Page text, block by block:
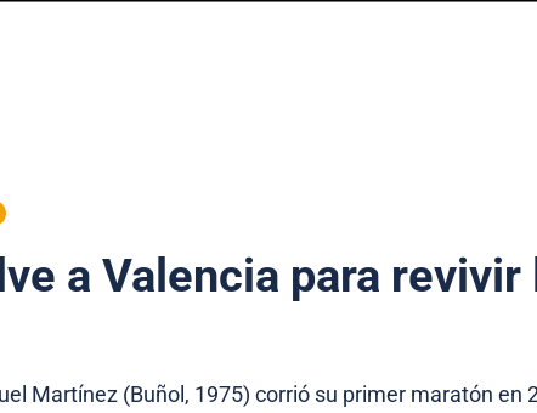
a Valencia para
Martínez (Buñol, 1975) corrió su primer maratón en